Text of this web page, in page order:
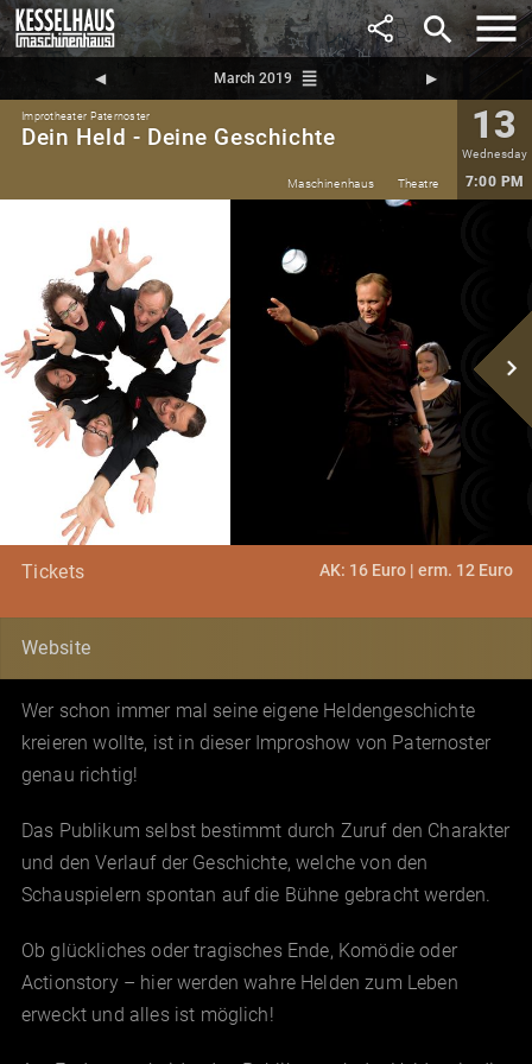
search
◀︎ March 2019 reorder ▶︎
Improtheater Paternoster
Dein Held - Deine Geschichte 13
Wednesday
7:00 PM
Maschinenhaus Theatre
navigate_next
Tickets AK: 16 Euro | erm. 12 Euro
Website
Wer schon immer mal seine eigene Heldengeschichte
kreieren wollte, ist in dieser Improshow von Paternoster
genau richtig!
Das Publikum selbst bestimmt durch Zuruf den Charakter
und den Verlauf der Geschichte, welche von den
Schauspielern spontan auf die Bühne gebracht werden.
Ob glückliches oder tragisches Ende, Komödie oder
Actionstory – hier werden wahre Helden zum Leben
erweckt und alles ist möglich!